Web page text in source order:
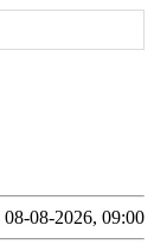
08-08-2026, 09:00